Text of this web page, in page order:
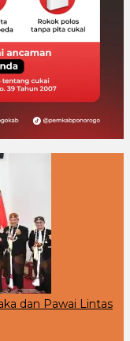
dan Pawai Lintas